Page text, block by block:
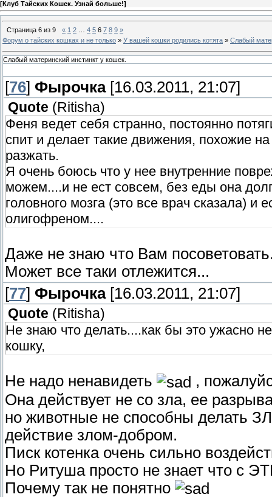
[Клуб Тайских Кошек. Узнай больше!]
Страница 6 из 9 « 1 2 4 5 6 7 8 9 »
Форум о тайских кошках и не только » У вашей кошки родились котята » Слабый
Слабый материнский инстинкт у кошек.
[76] Фырочка[16.03.2011, 21:07]
Quote (Ritisha)
Феня ведет себя странно, постоянно
спит и делает такие движения, похожие
разжать.
Я очень боюсь что у нее внутренние
можем....и не ест совсем, без еды она
головного мозга (это все врач сказала) и
олигофреном....
Даже не знаю что Вам
Может все таки отлежится...
[77] Фырочка[16.03.2011, 21:07]
Quote (Ritisha)
Не знаю что делать....как бы это ужасно
кошку,
Не надо ненавидеть
,
Она действует не со зла, ее
но животные не способны делать
действие злом-добром.
Писк котенка очень сильно
Но Ритуша просто не знает что с
Почему так не понятно